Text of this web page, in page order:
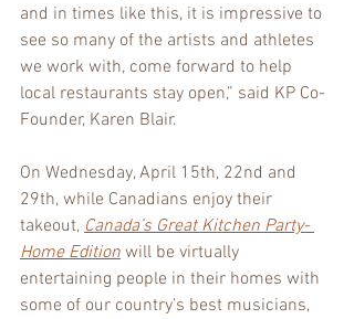
and in times like this, it is impressive to
see so many of the artists and athletes
we work with, come forward to help
local restaurants stay open,” said KP Co-
Founder, Karen Blair.
On Wednesday, April 15th, 22nd and
29th, while Canadians enjoy their
takeout, Canada’s Great Kitchen Party-
Home Edition will be virtually
entertaining people in their homes with
some of our country’s best musicians,